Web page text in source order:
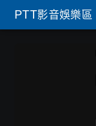
PTT影音娛樂區